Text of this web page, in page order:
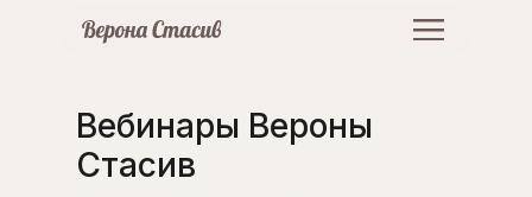
Вебинары Вероны
Стасив